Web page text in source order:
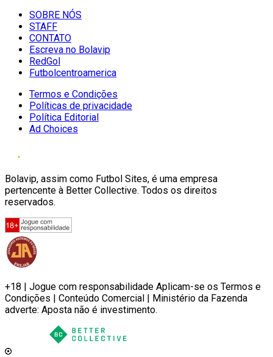
SOBRE NÓS
STAFF
CONTATO
Escreva no Bolavip
RedGol
Futbolcentroamerica
Termos e Condições
Políticas de privacidade
Política Editorial
Ad Choices
Bolavip, assim como Futbol Sites, é uma empresa
pertencente à Better Collective. Todos os direitos
reservados.
+18 | Jogue com responsabilidade Aplicam-se os Termos e
Condições | Conteúdo Comercial | Ministério da Fazenda
adverte: Aposta não é investimento.